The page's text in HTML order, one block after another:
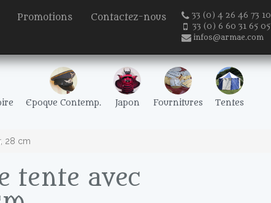
Promotions Contactez-nous
33 (0) 4 26 46 73 10
33 (0) 6 60 31 65 05
infos@armae.com
Epoque Contemp. Japon Fournitures Tentes
28 cm
tente avec